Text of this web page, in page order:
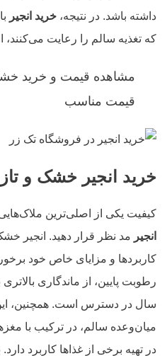
داشته باشد. در نتیجه، خرید انجیر
که تغذیه سالم را رعایت
مشاهده قیمت و خرید
قیمت مناسب
خرید انجیر خشک و
کیفیت یکی از اصلی‌ترین
انجیر مد نظر قرار دهید. انجیر
کاربردها و مزایای خاص خود
رطوبت پایین، از ماندگاری
سال در دسترس است. همچنین،
میان‌وعده سالم، در ترکیب با
در تهیه برخی از غذاها کاربرد